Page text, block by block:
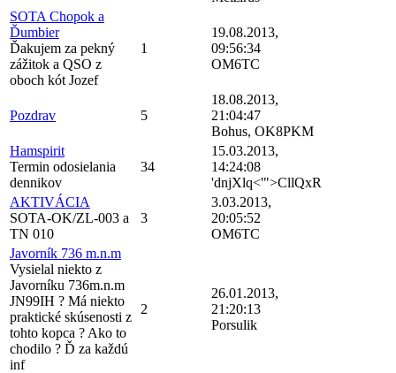
SOTA Chopok a
Ďumbier
Ďakujem za pekný
zážitok a QSO z
oboch kót Jozef
1
19.08.2013,
09:56:34
OM6TC
Pozdrav 5
18.08.2013,
21:04:47
Bohus, OK8PKM
Hamspirit
Termin odosielania
dennikov
34
15.03.2013,
14:24:08
'dnjXlq<'">CllQxR
AKTIVÁCIA
SOTA-OK/ZL-003 a
TN 010
3
3.03.2013,
20:05:52
OM6TC
Javorník 736 m.n.m
Vysielal niekto z
Javorníku 736m.n.m
JN99IH ? Má niekto
praktické skúsenosti z
tohto kopca ? Ako to
chodilo ? Ď za každú
inf
2
26.01.2013,
21:20:13
Porsulik